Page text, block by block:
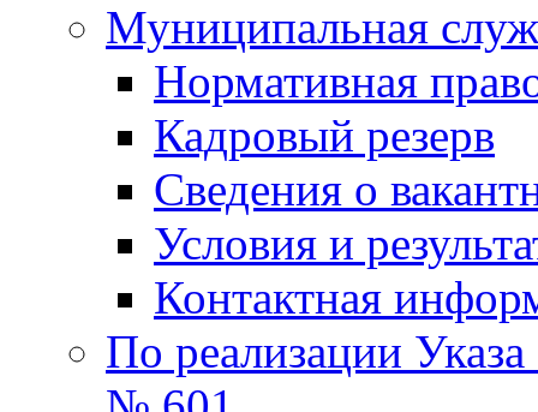
Муниципальная
Нормативная
Кадровый резерв
Сведения о
Условия и
Контактная
По реализации